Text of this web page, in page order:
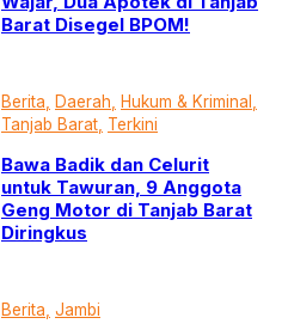
Barat Disegel BPOM!
Berita Daerah Hukum & Kriminal
Tanjab Barat Terkini
Bawa Badik dan Celurit
untuk Tawuran, 9 Anggota
Geng Motor di Tanjab Barat
Diringkus
Berita Jambi